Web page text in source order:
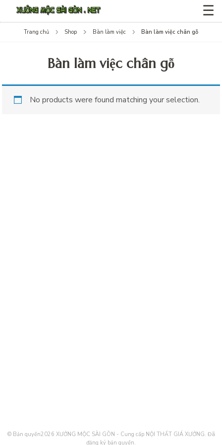
☰
Trang chủ Shop Bàn làm việc Bàn làm việc chân gỗ
Bàn làm việc chân gỗ
No products were found matching your selection.
© Bản quyền2026 XƯỞNG MỘC SÀI GÒN - Cung cấp NỘI THẤT GIÁ XƯỞNG. Đã
đăng ký bản quyền.